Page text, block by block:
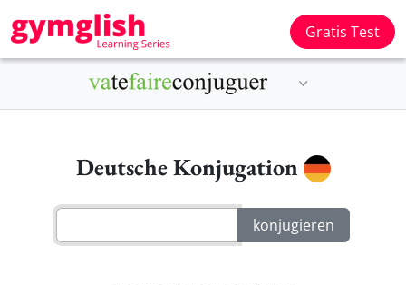
Gratis Test
Deutsche Konjugation